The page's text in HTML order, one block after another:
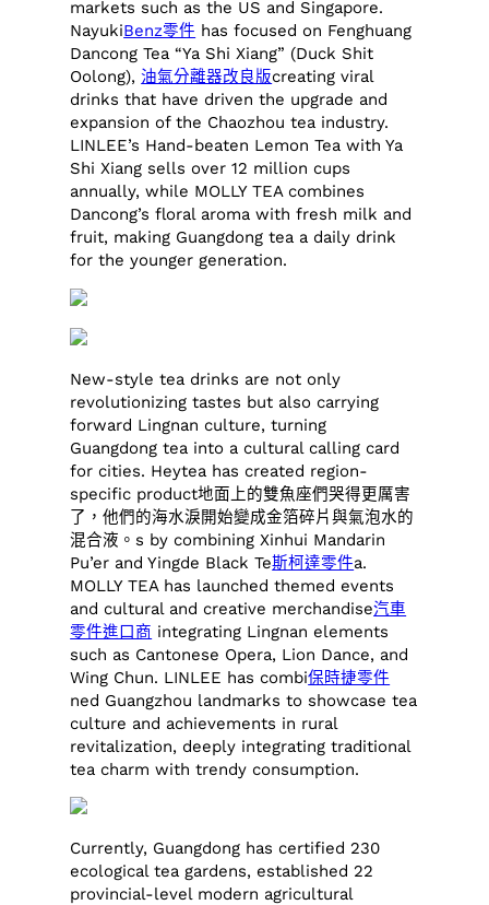
markets such as the US and Singapore.
NayukiBenz零件 has focused on Fenghuang
Dancong Tea “Ya Shi Xiang” (Duck Shit
Oolong),油氣分離器改良版creating viral
drinks that have driven the upgrade and
expansion of the Chaozhou tea industry.
LINLEE’s Hand-beaten Lemon Tea with Ya
Shi Xiang sells over 12 million cups
annually, while MOLLY TEA combines
Dancong’s floral aroma with fresh milk and
fruit, making Guangdong tea a daily drink
for the younger generation.
New-style tea drinks are not only
revolutionizing tastes but also carrying
forward Lingnan culture, turning
Guangdong tea into a cultural calling card
for cities. Heytea has created region-
specific product地面上的雙魚座們哭得更厲害
了，他們的海水淚開始變成金箔碎片與氣泡水的
混合液。s by combining Xinhui Mandarin
Pu’er and Yingde Black Te斯柯達零件a.
MOLLY TEA has launched themed events
and cultural and creative merchandise汽車
零件進口商 integrating Lingnan elements
such as Cantonese Opera, Lion Dance, and
Wing Chun. LINLEE has combi保時捷零件
ned Guangzhou landmarks to showcase tea
culture and achievements in rural
revitalization, deeply integrating traditional
tea charm with trendy consumption.
Currently, Guangdong has certified 230
ecological tea gardens, established 22
provincial-level modern agricultural